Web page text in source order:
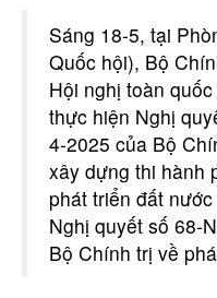
Sáng 18-5, tại
Quốc hội), Bộ
Hội nghị toàn
thực hiện Nghị
4-2025 của Bộ
xây dựng thi hành
phát triển đất
Nghị quyết số 68-
Bộ Chính trị về